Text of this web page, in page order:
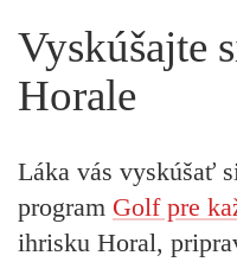
Vyskúšajte
Horale
Láka vás vyskúšať
program Golf pre
ihrisku Horal,